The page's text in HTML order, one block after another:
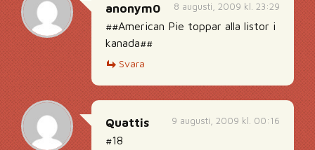
8 augusti, 2009 kl. 23:29
anonym0
##American Pie toppar alla listor i
kanada##
Svara
9 augusti, 2009 kl. 00:16
Quattis
#18